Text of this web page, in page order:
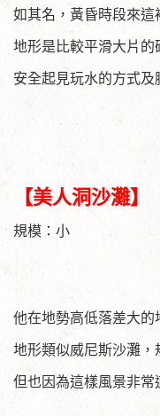
如其名，黃昏時段來
地形是比較平滑大片的
安全起見玩水的方式及
【美人洞沙灘】
規模：小
他在地勢高低落差大
地形類似威尼斯沙灘，
但也因為這樣風景非常